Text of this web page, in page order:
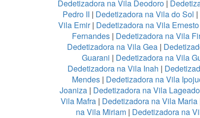
Dedetizadora na Vila Deodoro |
Pedro II | Dedetizadora na Vila do Sol |
Vila Emir| Dedetizadora na Vila Ernesto
Fernandes | Dedetizadora na Vila
Dedetizadora na Vila Gea |
Guarani | Dedetizadora na Vila
Dedetizadora na Vila Inah |
Mendes | Dedetizadora na Vila
Joaniza| Dedetizadora na Vila Lageado
Vila Mafra | Dedetizadora na Vila Maria
na Vila Miriam| Dedetizadora na